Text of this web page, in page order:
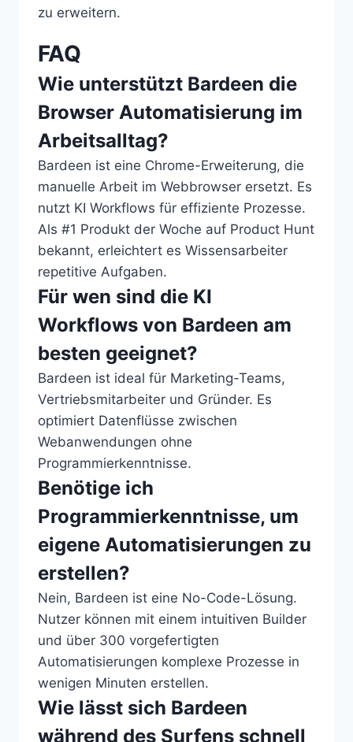
zu erweitern.
FAQ
Wie unterstützt Bardeen die
Browser Automatisierung im
Arbeitsalltag?
Bardeen ist eine Chrome-Erweiterung, die
manuelle Arbeit im Webbrowser ersetzt. Es
nutzt KI Workflows für effiziente Prozesse.
Als #1 Produkt der Woche auf Product Hunt
bekannt, erleichtert es Wissensarbeiter
repetitive Aufgaben.
Für wen sind die KI
Workflows von Bardeen am
besten geeignet?
Bardeen ist ideal für Marketing-Teams,
Vertriebsmitarbeiter und Gründer. Es
optimiert Datenflüsse zwischen
Webanwendungen ohne
Programmierkenntnisse.
Benötige ich
Programmierkenntnisse, um
eigene Automatisierungen zu
erstellen?
Nein, Bardeen ist eine No-Code-Lösung.
Nutzer können mit einem intuitiven Builder
und über 300 vorgefertigten
Automatisierungen komplexe Prozesse in
wenigen Minuten erstellen.
Wie lässt sich Bardeen
während des Surfens schnell